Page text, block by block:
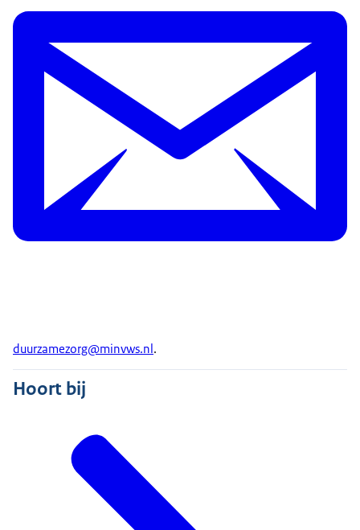
duurzamezorg@minvws.nl.
Hoort bij